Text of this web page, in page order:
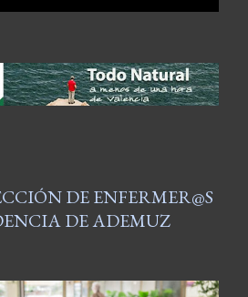
DE ENFERMER@S
DE ADEMUZ